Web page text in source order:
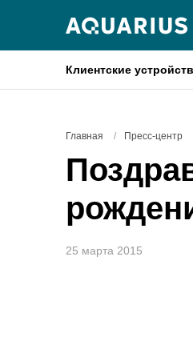
Клиентские
Главная / Пресс-центр
25 марта 2015